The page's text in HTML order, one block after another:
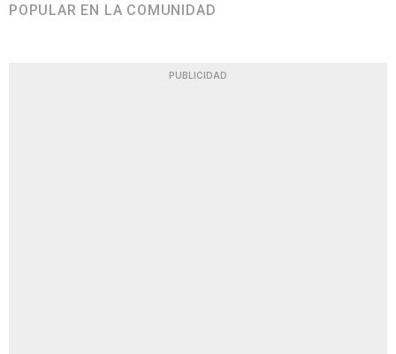
POPULAR EN LA COMUNIDAD
PUBLICIDAD